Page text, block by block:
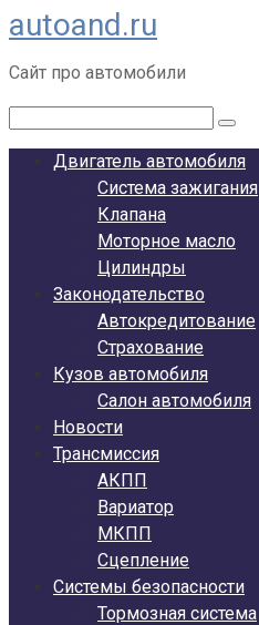
Перейти
к
контенту
autoand.ru
Сайт про автомобили
Двигатель автомобиля
Система зажигания
Клапана
Моторное масло
Цилиндры
Законодательство
Автокредитование
Страхование
Кузов автомобиля
Салон автомобиля
Новости
Трансмиссия
АКПП
Вариатор
МКПП
Сцепление
Системы безопасности
Тормозная система